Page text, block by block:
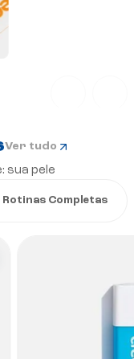
Ver tudo
sua pele
Rotinas Completas